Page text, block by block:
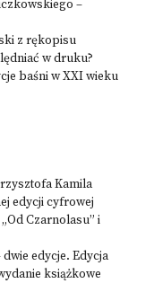
–
z rękopisu
w druku?
baśni w XXI wieku
Kamila
edycji cyfrowej
Czarnolasu” i
edycje. Edycja
książkowe